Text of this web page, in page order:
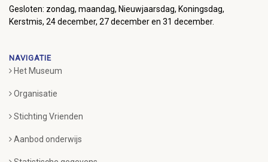
Gesloten: zondag, maandag, Nieuwjaarsdag, Koningsdag,
Kerstmis, 24 december, 27 december en 31 december.
NAVIGATIE
Het Museum
Organisatie
Stichting Vrienden
Aanbod onderwijs